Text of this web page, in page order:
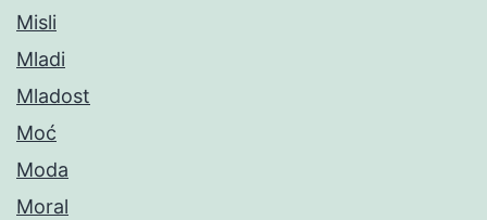
Misli
Mladi
Mladost
Moć
Moda
Moral